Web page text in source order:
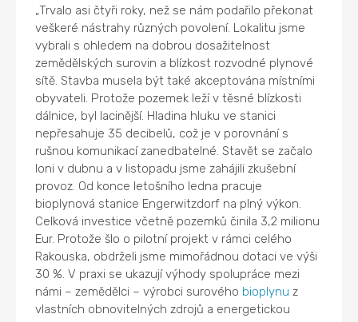
„Trvalo asi čtyři roky, než se nám podařilo překonat
veškeré nástrahy různých povolení. Lokalitu jsme
vybrali s ohledem na dobrou dosažitelnost
zemědělských surovin a blízkost rozvodné plynové
sítě. Stavba musela být také akceptována místními
obyvateli. Protože pozemek leží v těsné blízkosti
dálnice, byl lacinější. Hladina hluku ve stanici
nepřesahuje 35 decibelů, což je v porovnání s
rušnou komunikací zanedbatelné. Stavět se začalo
loni v dubnu a v listopadu jsme zahájili zkušební
provoz. Od konce letošního ledna pracuje
bioplynová stanice Engerwitzdorf na plný výkon.
Celková investice včetně pozemků činila 3,2 milionu
Eur. Protože šlo o pilotní projekt v rámci celého
Rakouska, obdrželi jsme mimořádnou dotaci ve výši
30 %. V praxi se ukazují výhody spolupráce mezi
námi – zemědělci – výrobci surového bioplynu z
vlastních obnovitelných zdrojů a energetickou